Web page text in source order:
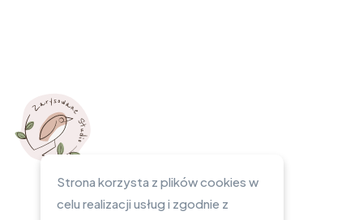
Strona korzysta z plików cookies w
celu realizacji usług i zgodnie z